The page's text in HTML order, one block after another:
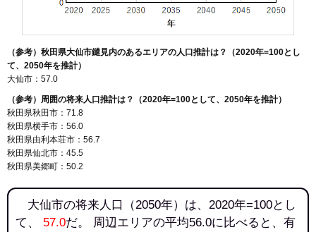
（参考）秋田県大仙市鑓見内のあるエリアの人口推計は？（2020年=100とし
て、2050年を推計）
大仙市：57.0
（参考）周囲の将来人口推計は？（2020年=100として、2050年を推計）
秋田県秋田市：71.8
秋田県横手市：56.0
秋田県由利本荘市：56.7
秋田県仙北市：45.5
秋田県美郷町：50.2
大仙市の将来人口（2050年）は、2020年=100とし
て、 57.0だ。 周辺エリアの平均56.0に比べると、有